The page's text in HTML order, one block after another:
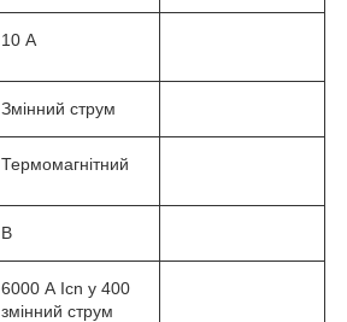
10 А
Змінний струм
Термомагнітний
B
6000 А Icn у 400
змінний струм